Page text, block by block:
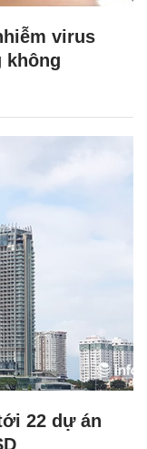
virus
không
22 dự án